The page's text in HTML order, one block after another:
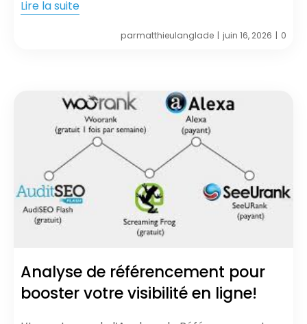
Lire la suite
parmatthieulanglade | juin 16, 2026 | 0
Analyse de référencement pour
booster votre visibilité en ligne!